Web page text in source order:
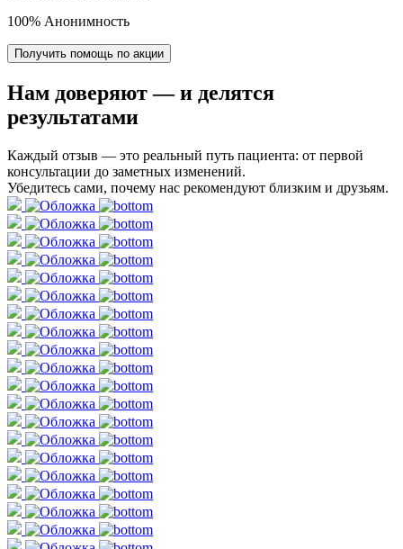
100% Анонимность
Получить помощь по акции
Нам доверяют— и делятся
результатами
Каждый отзыв — это реальный путь пациента: от первой
консультации до заметных изменений.
Убедитесь сами, почему нас рекомендуют близким и друзьям.